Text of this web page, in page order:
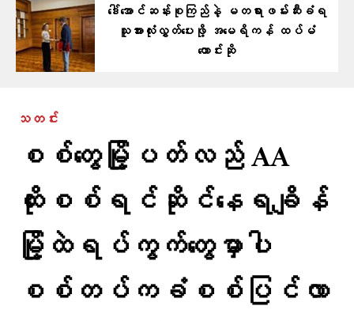
ဒေါ်အောင်ဆန်းစုကြည်နဲ့ မတရားဖမ်းဆီးခံရ
သူအားလုံးလွှတ်ပေးဖို့ အမေရိကန် ထပ်မံ
တောင်းဆို
သတင်း
စစ်တွေမြို့ပတ်လည် AA
ထိုးစစ်ရင်ဆိုင်နေရချိန်
မြို့ထဲရပ်ကွက်တွေမှာပါ
စစ်တပ်ကခံစစ်ပြင်လာ